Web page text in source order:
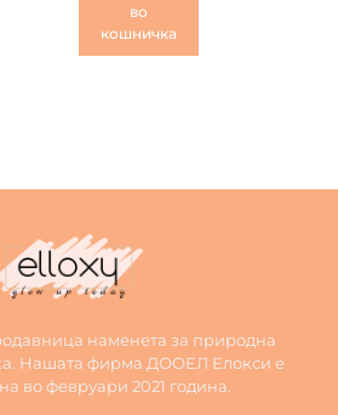
во
кошничка
наменета за природна
Нашата фирма ДООЕЛ Елокси е
во февруари 2021 година.